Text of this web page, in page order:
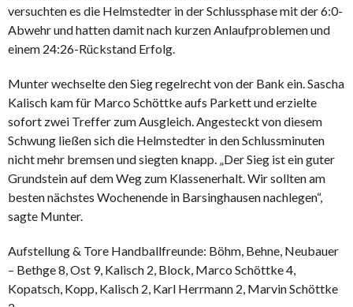
versuchten es die Helmstedter in der Schlussphase mit der 6:0-
Abwehr und hatten damit nach kurzen Anlaufproblemen und
einem 24:26-Rückstand Erfolg.
Munter wechselte den Sieg regelrecht von der Bank ein. Sascha
Kalisch kam für Marco Schöttke aufs Parkett und erzielte
sofort zwei Treffer zum Ausgleich. Angesteckt von diesem
Schwung ließen sich die Helmstedter in den Schlussminuten
nicht mehr bremsen und siegten knapp. „Der Sieg ist ein guter
Grundstein auf dem Weg zum Klassenerhalt. Wir sollten am
besten nächstes Wochenende in Barsinghausen nachlegen“,
sagte Munter.
Aufstellung & Tore Handballfreunde: Böhm, Behne, Neubauer
– Bethge 8, Ost 9, Kalisch 2, Block, Marco Schöttke 4,
Kopatsch, Kopp, Kalisch 2, Karl Herrmann 2, Marvin Schöttke